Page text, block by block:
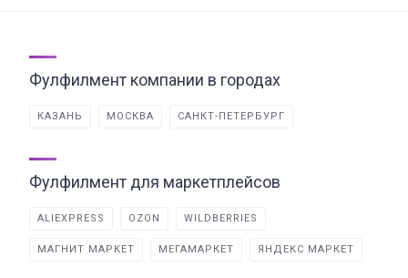
Фулфилмент компании в городах
КАЗАНЬ МОСКВА САНКТ-ПЕТЕРБУРГ
Фулфилмент для маркетплейсов
ALIEXPRESS OZON WILDBERRIES
МАГНИТ МАРКЕТ МЕГАМАРКЕТ ЯНДЕКС МАРКЕТ